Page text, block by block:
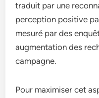
traduit par une
perception positive
mesuré par des
augmentation des
campagne.
Pour maximiser cet